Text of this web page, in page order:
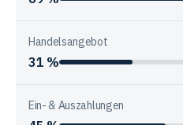
Handelsangebot
31 %
Ein- & Auszahlungen